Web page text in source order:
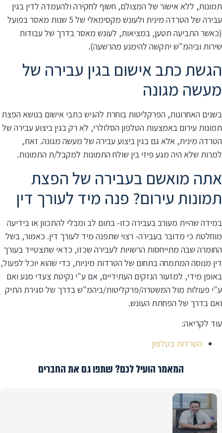
תמונות, ללא אישור של המצולם, חשוף לחקירה ולהעמדה לדין בגין
עבירה של הטרדה מינית ולעונש מקסימאלי של 5 שנות מאסר בפועל
(כאשר התביעה תטען, במציאות, לעונש מאסר בדרך של עבודות
שירות וביהמ"ש יתקשה להימנע מהרשעה).
הגשת כתב אישום בגין עבירה של
מעשה מגונה
בשנים האחרונות, הפרקליטות בוחרת להגיש כתבי אישום בנושא הפצת
תמונות עירום באמצעות הטלפון הסלולרי, לא רק בגין ביצוע עבירה של
הטרדה מינית, אלא גם בגין ביצוע עבירה של מעשה מגונה. זאת,
למרות שלא היה מגע פיזי בין שולח התמונות למקבל/ת התמונות.
אתה מואשם בעבירה של הפצת
תמונות עירום? פנה מיד לעורך דין
במידה שהיית מעורב בעבירה כזו- בתום לב ומבלי להתכוון או בידיעה
מוחלטת כי מדובר בעבירה- רצוי שתפנה מיד לעורך דין. כאמור, בשל
החומרה שבה מתייחסות הרשויות לעבירה שכזו, כדאי שתצטייד בעורך
דין מנוסה המתמחה בתחום של הטרדות מיניות, כדי שהוא יוכל לפעול,
באופן מידי, למזעור הנזקים העתידיים, אם ע"י נקיטת צעדי מנע ואם
ע"י פעולות מול המשטרה/פרקליטות/ביהמ"ש בדרך של סגירת התיק
ואם בדרך של הפחתת העונש.
עוד לקריאה:
הטרדות בטלפון
המאמר הועיל לכם? שתפו גם את החברים